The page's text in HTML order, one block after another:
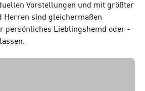
Vorstellungen und mit größter
Herren sind gleichermaßen
persönliches Lieblingshemd oder -